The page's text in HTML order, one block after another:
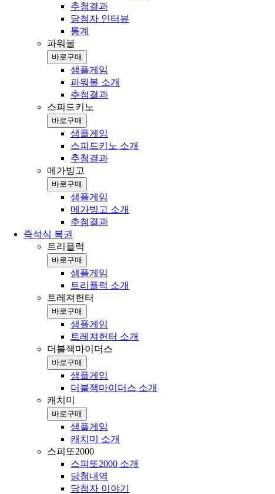
추첨결과
당첨자 인터뷰
통계
파워볼
바로구매
샘플게임
파워볼 소개
추첨결과
스피드키노
바로구매
샘플게임
스피드키노 소개
추첨결과
메가빙고
바로구매
샘플게임
메가빙고 소개
추첨결과
즉석식 복권
트리플럭
바로구매
샘플게임
트리플럭 소개
트레져헌터
바로구매
샘플게임
트레져헌터 소개
더블잭마이더스
바로구매
샘플게임
더블잭마이더스 소개
캐치미
바로구매
샘플게임
캐치미 소개
스피또2000
스피또2000 소개
당첨내역
당첨자 이야기